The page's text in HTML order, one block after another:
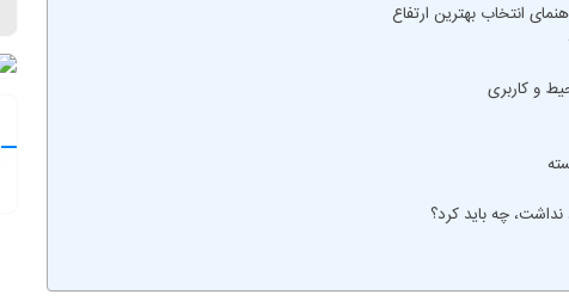
انتخاب بهترین ارتفاع
و کاربری
چه باید کرد؟